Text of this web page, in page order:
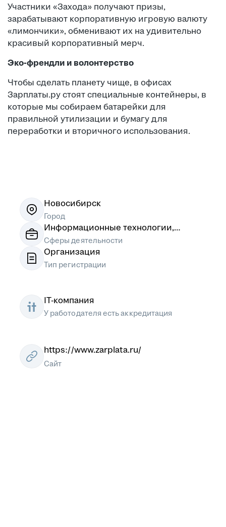
Участники «Захода» получают призы,
зарабатывают корпоративную игровую валюту
«лимончики», обменивают их на удивительно
красивый корпоративный мерч.
Эко-френдли и волонтерство
Чтобы сделать планету чище, в офисах
Зарплаты.ру стоят специальные контейнеры, в
которые мы собираем батарейки для
правильной утилизации и бумагу для
переработки и вторичного использования.
Новосибирск
Город
Информационные технологии,
системная интеграция, интернет
Сферы деятельности
Организация
Тип регистрации
IT-компания
У работодателя есть аккредитация
https://www.zarplata.ru/
Сайт